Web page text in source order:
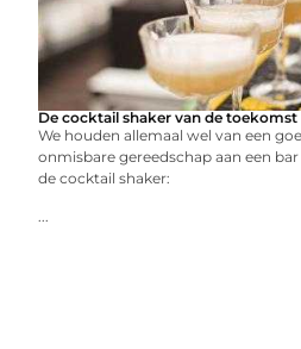
De cocktail shaker van de toekomst
We houden allemaal wel van een
onmisbare gereedschap aan een
de cocktail shaker:
...